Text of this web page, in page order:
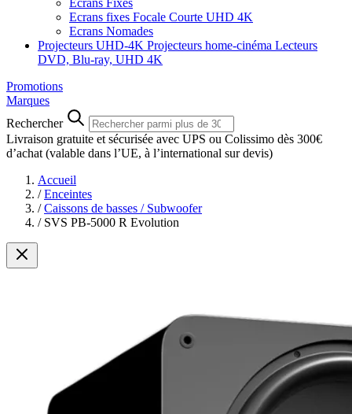
Ecrans Fixes
Ecrans fixes Focale Courte UHD 4K
Ecrans Nomades
Projecteurs UHD-4K Projecteurs home-cinéma Lecteurs
DVD, Blu-ray, UHD 4K
Promotions
Marques
Rechercher
Livraison gratuite et sécurisée avec UPS ou Colissimo dès 300€
d’achat (valable dans l’UE, à l’international sur devis)
Accueil
/ Enceintes
/ Caissons de basses / Subwoofer
/ SVS PB-5000 R Evolution